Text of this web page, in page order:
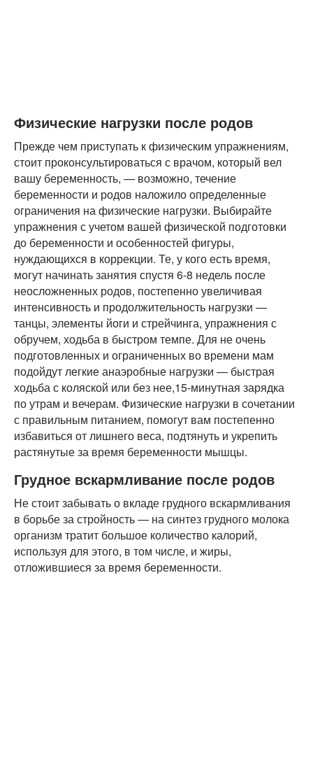
Физические нагрузки после родов
Прежде чем приступать к физическим упражнениям,
стоит проконсультироваться с врачом, который вел
вашу беременность, — возможно, течение
беременности и родов наложило определенные
ограничения на физические нагрузки. Выбирайте
упражнения с учетом вашей физической подготовки
до беременности и особенностей фигуры,
нуждающихся в коррекции. Те, у кого есть время,
могут начинать занятия спустя 6-8 недель после
неосложненных родов, постепенно увеличивая
интенсивность и продолжительность нагрузки —
танцы, элементы йоги и стрейчинга, упражнения с
обручем, ходьба в быстром темпе. Для не очень
подготовленных и ограниченных во времени мам
подойдут легкие анаэробные нагрузки — быстрая
ходьба с коляской или без нее,15-минутная зарядка
по утрам и вечерам. Физические нагрузки в сочетании
с правильным питанием, помогут вам постепенно
избавиться от лишнего веса, подтянуть и укрепить
растянутые за время беременности мышцы.
Грудное вскармливание после родов
Не стоит забывать о вкладе грудного вскармливания
в борьбе за стройность — на синтез грудного молока
организм тратит большое количество калорий,
используя для этого, в том числе, и жиры,
отложившиеся за время беременности.